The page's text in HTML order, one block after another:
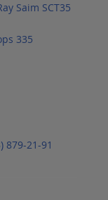
Saim SCT35
335
879-21-91